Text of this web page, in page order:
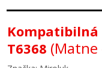
Kompatibilná
T6368 (Matne